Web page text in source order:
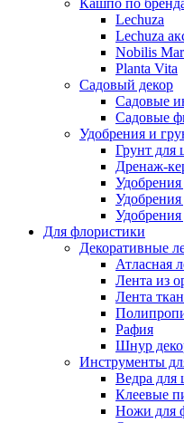
Lechuza
Lechuza
Nobilis
Planta Vita
Садовый декор
Садовые
Садовые
Удобрения и
Грунт для
Дренаж-
Удобрения
Удобрения
Для флористики
Декоративные
Атласная
Лента из
Лента
Рафия
Шнур
Инструменты
Ведра для
Клеевые
Ножи для